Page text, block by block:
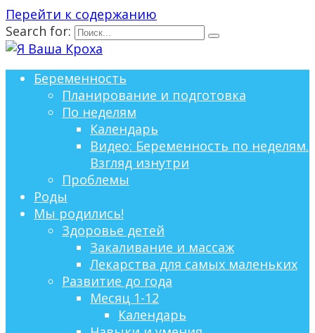
Перейти к содержанию
Search for:
Беременность
Планирование и подготовка
По неделям
Календарь
Видео: Беременность по неделям.
Взгляд изнутри
Проблемы
Роды
Мы родились!
Здоровье детей
Закаливание и массаж
Лекарства для самых маленьких
Развитие до года
Месяц 1-12
Календарь